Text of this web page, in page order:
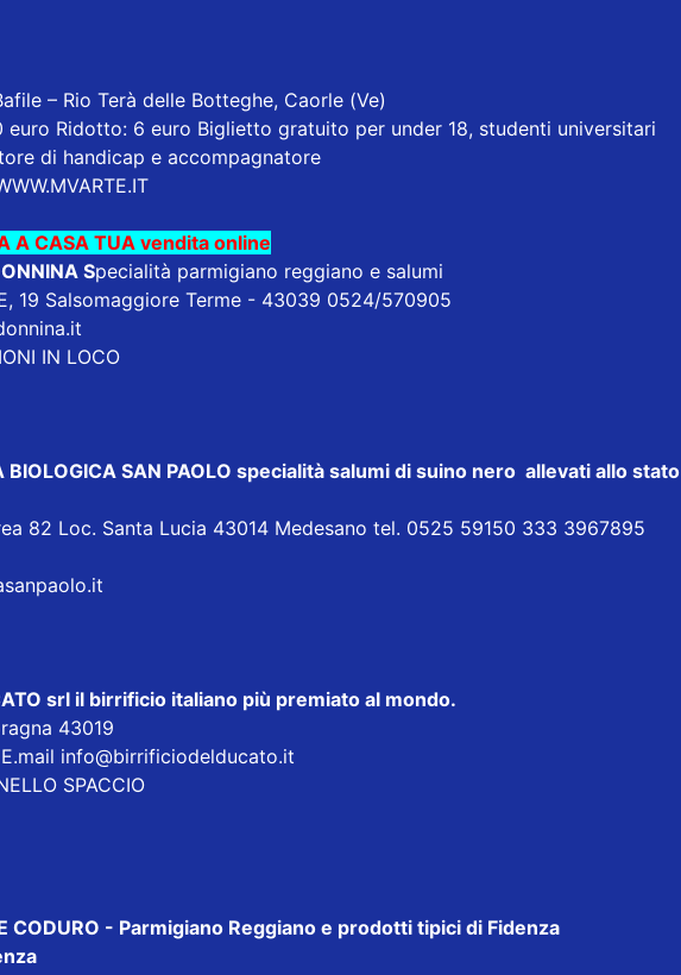
– Rio Terà delle Botteghe, Caorle (Ve)
euro Ridotto: 6 euro Biglietto gratuito per under 18, studenti universitari
di handicap e accompagnatore
A CASA TUA vendita online
Specialità parmigiano reggiano e salumi
19 Salsomaggiore Terme - 43039 0524/570905
IN LOCO
BIOLOGICA SAN PAOLO specialità salumi di suino nero allevati allo stato
82 Loc. Santa Lucia 43014 Medesano tel. 0525 59150 333 3967895
srl il birrificio italiano più premiato al mondo.
43019
info@birrificiodelducato.it
SPACCIO
CODURO - Parmigiano Reggiano e prodotti tipici di Fidenza